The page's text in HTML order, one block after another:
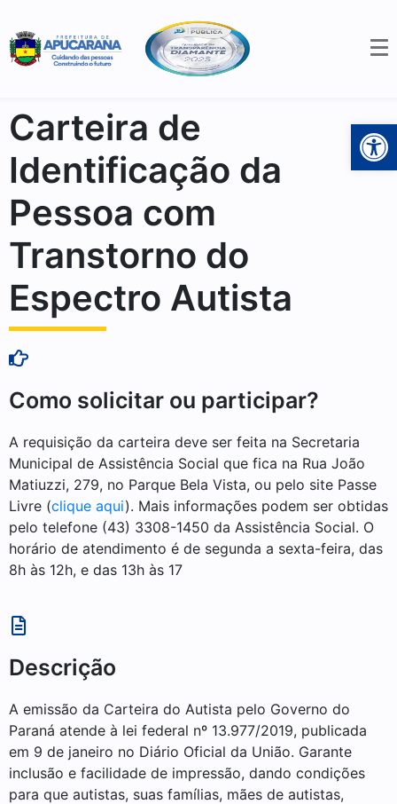
Carteira de
Identificação da
Pessoa com
Transtorno do
Espectro Autista
Como solicitar ou participar?
A requisição da carteira deve ser feita na Secretaria
Municipal de Assistência Social que fica na Rua João
Matiuzzi, 279, no Parque Bela Vista, ou pelo site Passe
Livre (clique aqui). Mais informações podem ser obtidas
pelo telefone (43) 3308-1450 da Assistência Social. O
horário de atendimento é de segunda a sexta-feira, das
8h às 12h, e das 13h às 17
Descrição
A emissão da Carteira do Autista pelo Governo do
Paraná atende à lei federal nº 13.977/2019, publicada
em 9 de janeiro no Diário Oficial da União. Garante
inclusão e facilidade de impressão, dando condições
para que autistas, suas famílias, mães de autistas,